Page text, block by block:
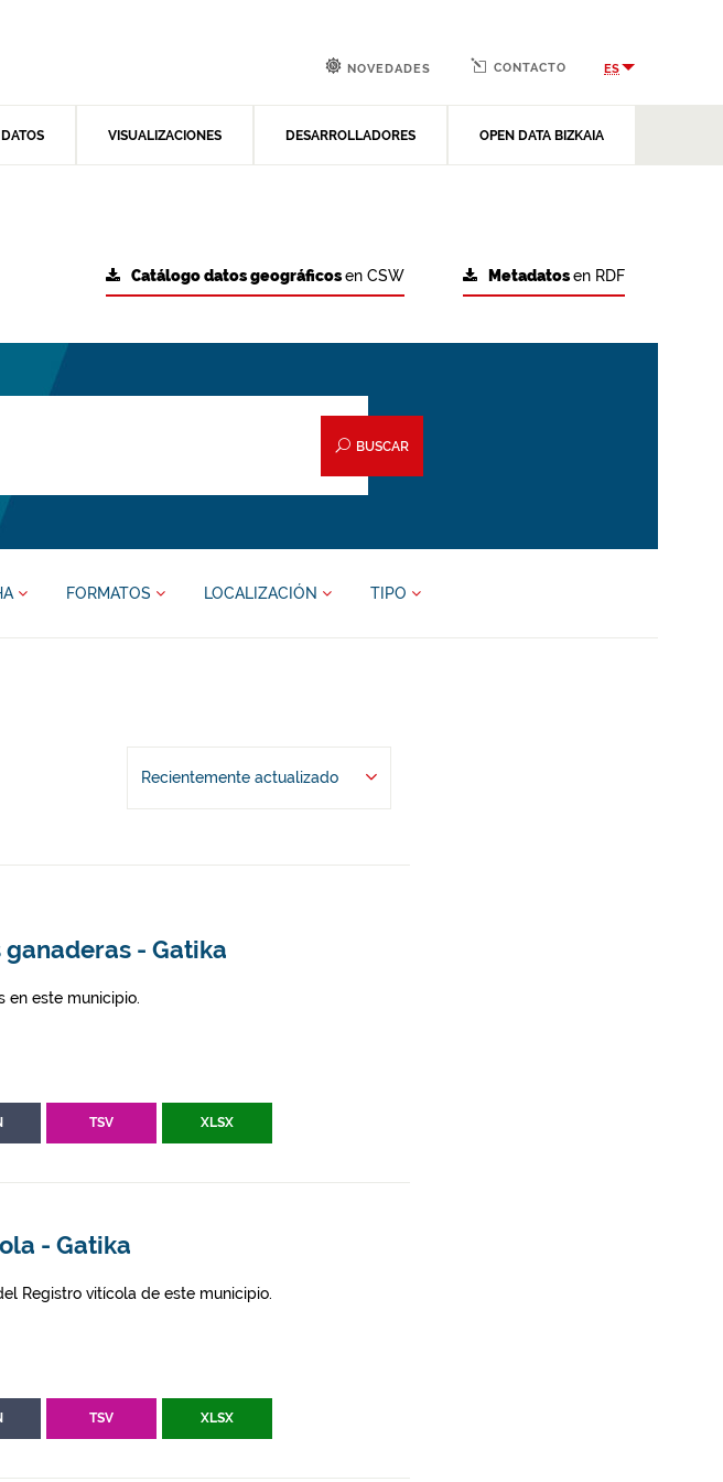
DATOS VISUALIZACIONES DESARROLLADORES OPEN DATA BIZKAIA
NOVEDADES CONTACTO ES
Metadatosen RDF
Catálogo datos geográficosen CSW
BUSCAR
FORMATOS LOCALIZACIÓN TIPO
Recientemente actualizado
- Gatika
en este municipio.
TSV XLSX
- Gatika
Registro vitícola de este municipio.
TSV XLSX